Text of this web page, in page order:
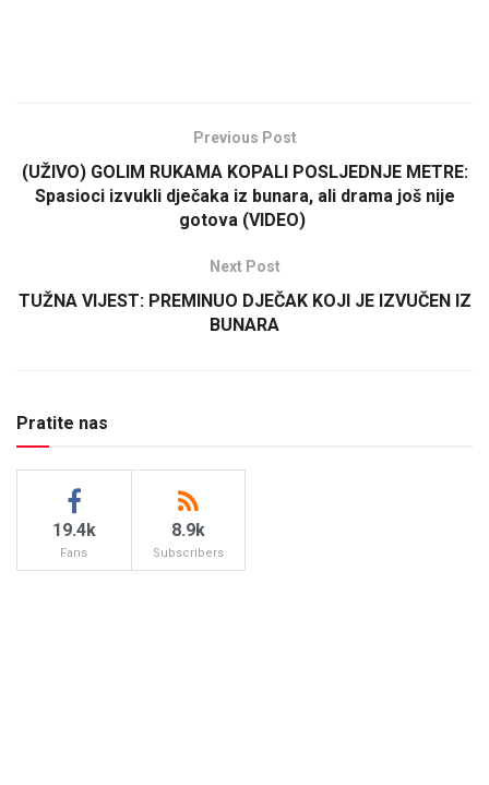
Previous Post
(UŽIVO) GOLIM RUKAMA KOPALI POSLJEDNJE METRE:
Spasioci izvukli dječaka iz bunara, ali drama još nije
gotova (VIDEO)
Next Post
TUŽNA VIJEST: PREMINUO DJEČAK KOJI JE IZVUČEN IZ
BUNARA
Pratite nas
19.4k
Fans
8.9k
Subscribers